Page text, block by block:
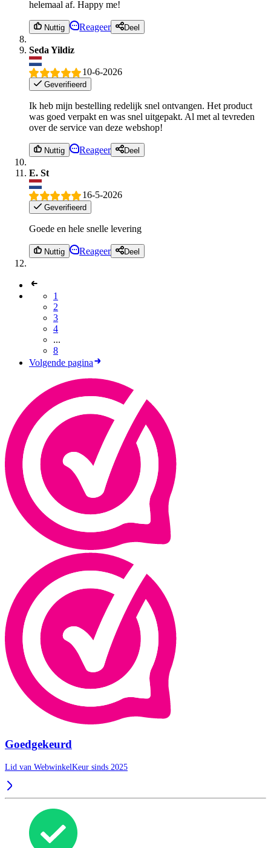
helemaal af. Happy me!
Nuttig Reageer Deel
Seda Yildiz
10-6-2026
Geverifieerd
Ik heb mijn bestelling redelijk snel ontvangen. Het product
was goed verpakt en was snel uitgepakt. Al met al tevreden
over de service van deze webshop!
Nuttig Reageer Deel
E. St
16-5-2026
Geverifieerd
Goede en hele snelle levering
Nuttig Reageer Deel
1
2
3
4
...
8
Volgende pagina
Goedgekeurd
Lid van WebwinkelKeur sinds 2025